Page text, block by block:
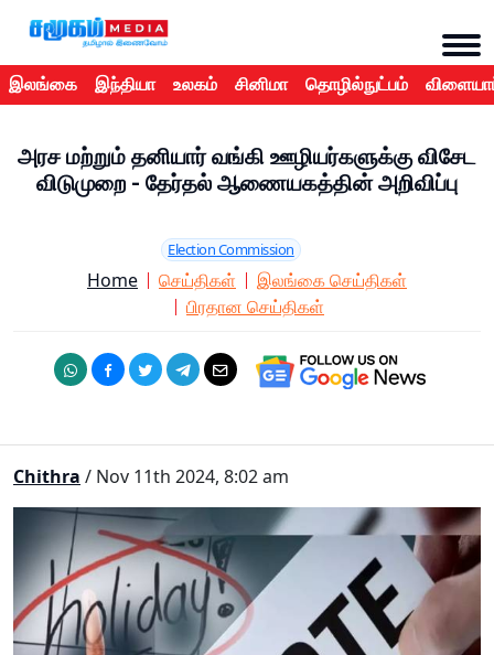
இலங்கை இந்தியா உலகம் சினிமா தொழில்நுட்பம்
அரச மற்றும் தனியார் வங்கி ஊழியர்களுக்கு விசேட
விடுமுறை - தேர்தல் ஆணையகத்தின் அறிவிப்பு
Election Commission
Home செய்திகள்
இலங்கை செய்திகள்
பிரதான செய்திகள்
Chithra / Nov 11th 2024, 8:02 am